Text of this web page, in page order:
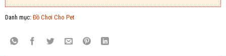
Danh mục: Đồ Chơi Cho Pet